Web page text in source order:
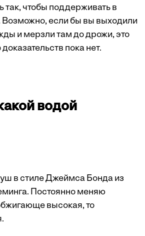
так, чтобы поддерживать в
Возможно, если бы вы выходили
и мерзли там до дрожи, это
пока нет.
водой
в стиле Джеймса Бонда из
Постоянно меняю
высокая, то